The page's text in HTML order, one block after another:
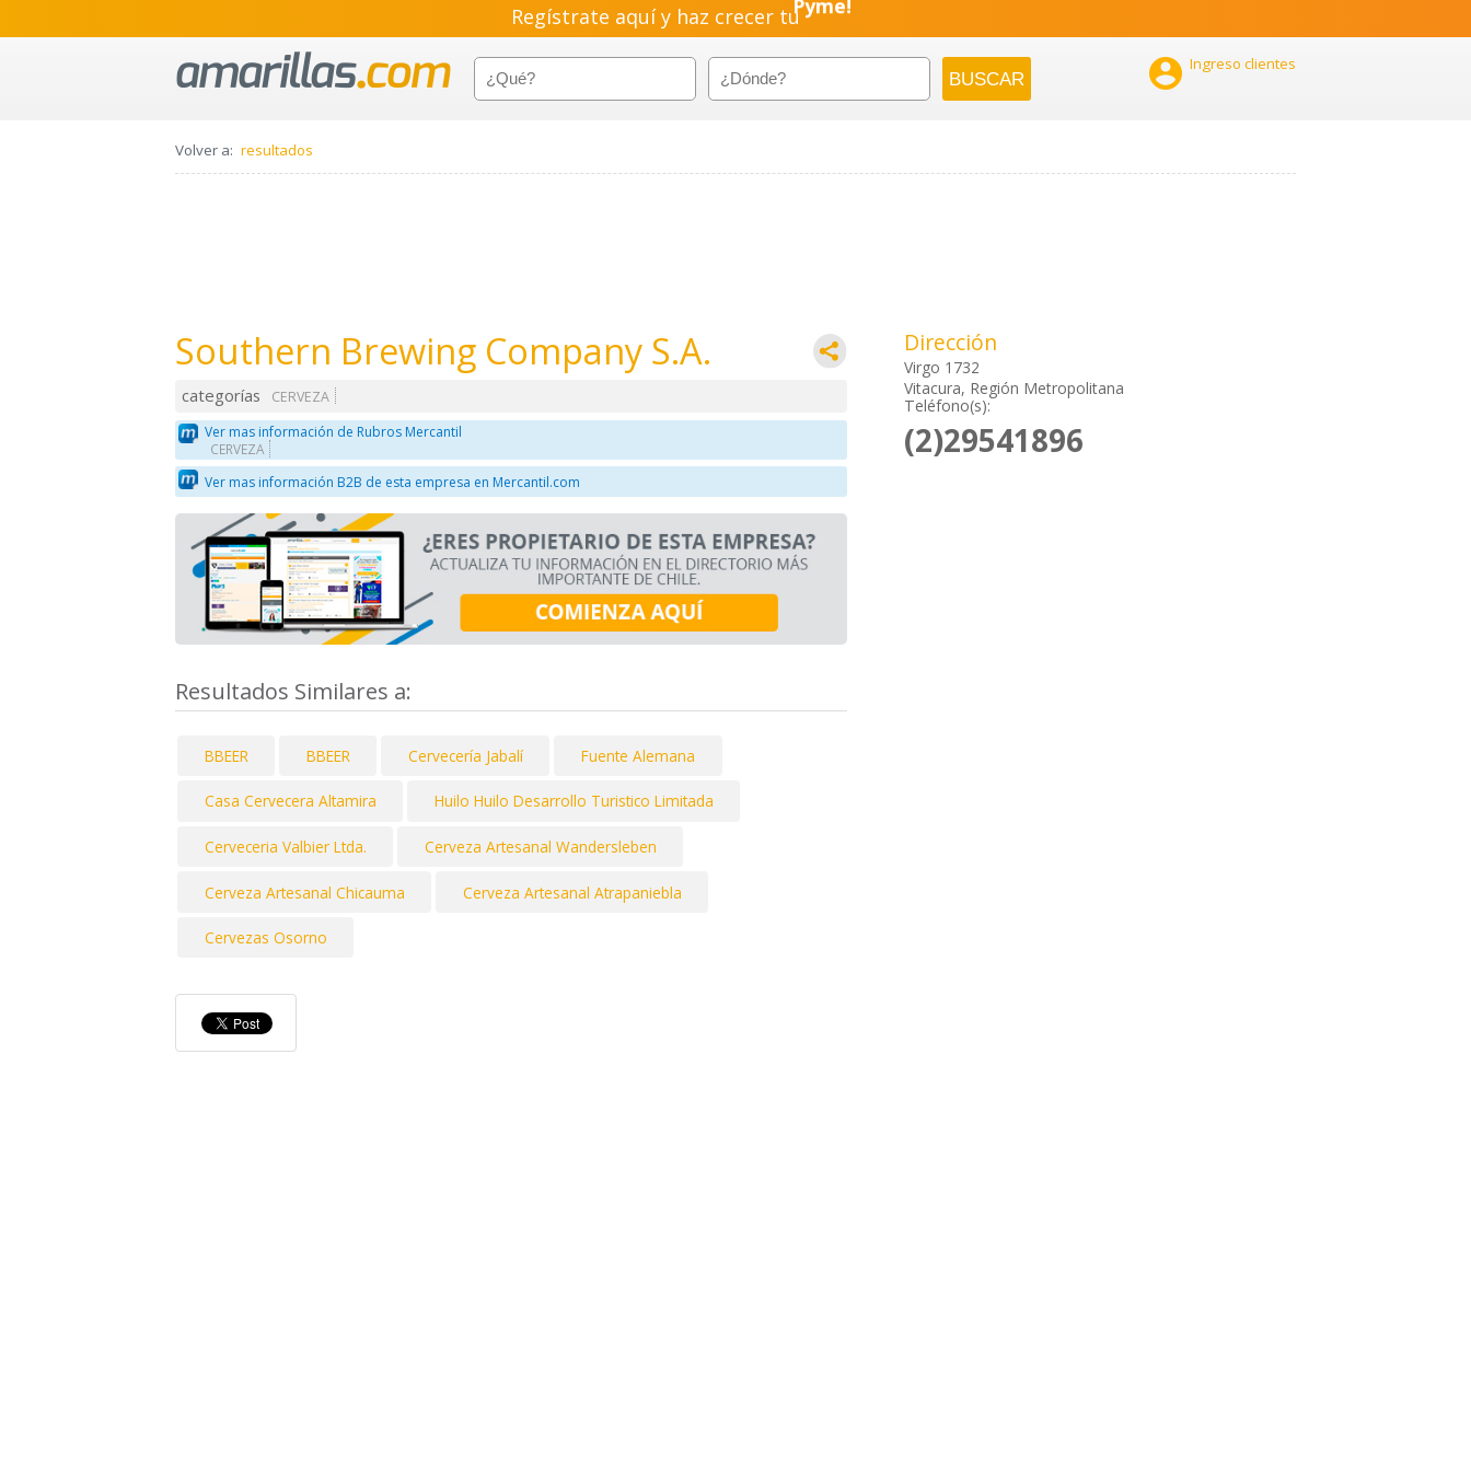
Regístrate aquí y haz crecer tuPyme!
Emprendimiento!
 Ingreso clientes
Volver a: resultados
Southern Brewing Company S.A.
categorías
CERVEZA
Ver mas información de Rubros Mercantil
CERVEZA
Ver mas información B2B de esta empresa en Mercantil.com
Resultados Similares a:
BBEER BBEER Cervecería Jabalí Fuente Alemana
Casa Cervecera Altamira Huilo Huilo Desarrollo Turistico Limitada
Cerveceria Valbier Ltda. Cerveza Artesanal Wandersleben
Cerveza Artesanal Chicauma Cerveza Artesanal Atrapaniebla
Cervezas Osorno
Dirección
Virgo 1732
Vitacura, Región Metropolitana
Teléfono(s):
(2)29541896